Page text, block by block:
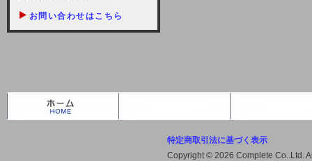
2021/10/7に起きました地震によ
不安定な状況もあります。会員様に
は、ご不便をお掛けしますが宜しく
お問い合わせはこちら
特定商取引法に基づく表示
Copyright © 2026 Complete Co..Ltd.